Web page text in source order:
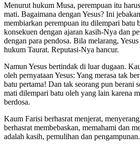
Menurut hukum Musa, perempuan itu
mati. Bagaimana dengan Yesus? Ini
membiarkan perempuan itu dilempari batu
konsekuen dengan ajaran kasih-Nya dan
dengan para pendosa. Bila melarang,
hukum Taurat. Reputasi-Nya hancur.
Namun Yesus bertindak di luar dugaan.
oleh pernyataan Yesus: Yang merasa tak
batu pertama! Dan tak seorang pun berani
mati dilempari batu oleh yang lain karena
berdosa.
Kaum Farisi berhasrat menjerat,
berhasrat membebaskan, memahami dan
adalah kasih, pemulihan dan pengampunan.